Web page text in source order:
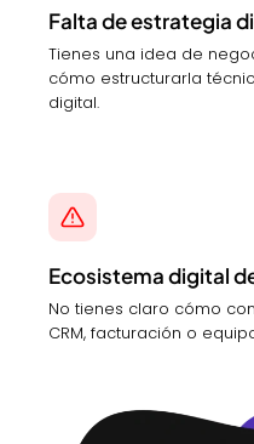
Falta de estrategia
Tienes una idea de
cómo estructurarla
digital.
Ecosistema digital
No tienes claro cómo
CRM, facturación o